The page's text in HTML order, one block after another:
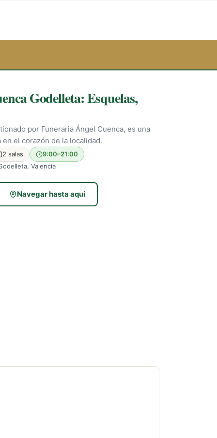
Godelleta: Esquelas,
por Funeraria Ángel Cuenca, es una
el corazón de la localidad.
2 salas
9:00–21:00
Valencia
Navegar hasta aquí